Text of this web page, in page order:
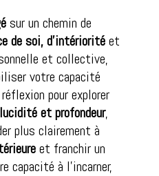
sur un chemin de
de soi, d’intérioritéet
et collective,
votre capacité
pour explorer
lucidité etprofondeur,
plus clairement à
et franchir un
capacité à l’incarner,